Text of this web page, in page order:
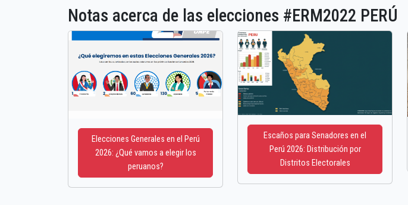
Notas acerca de las elecciones #ERM2022 PERÚ
Elecciones Generales en el Perú
2026: ¿Qué vamos a elegir los
peruanos?
Escaños para Senadores en el
Perú 2026: Distribución por
Distritos Electorales